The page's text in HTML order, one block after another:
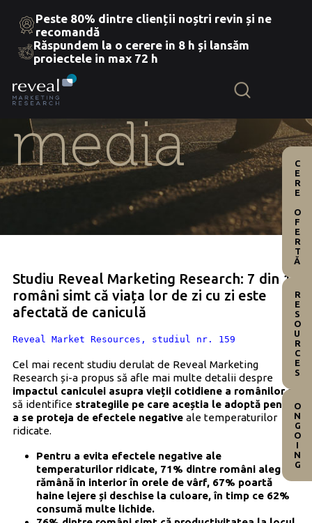
Skip
the
content
Peste 80% dintre clienții noștri revin și ne
recomandă
Răspundem la o cerere in 8 h și lansăm
proiectele in max 72 h
media
Studiu Reveal Marketing Research: 7 din 10
români simt că viața lor de zi cu zi este
afectată de caniculă
Reveal Market Resources, studiul nr. 159
Cel mai recent studiu derulat de Reveal Marketing
Research și-a propus să afle mai multe detalii despre
impactul caniculei asupra vieții cotidiene a românilorși
să identifice strategiile pe care aceștia le adoptă pentru
a se proteja de efectele negativeale temperaturilor
ridicate.
Pentru a evita efectele negative ale
temperaturilor ridicate, 71% dintre români aleg să
rămână în interior în orele de vârf, 67% poartă
haine lejere și deschise la culoare, în timp ce 62%
consumă multe lichide.
CERE OFERTĂ
RESOURCES
ONGOING